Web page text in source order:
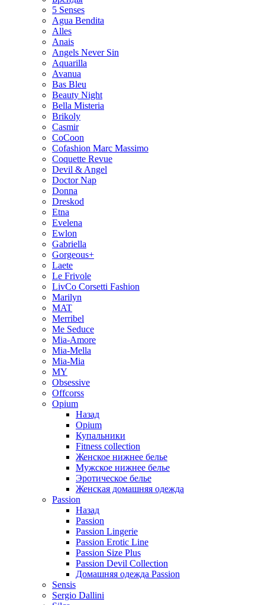
5 Senses
Agua Bendita
Alles
Anais
Angels Never Sin
Aquarilla
Avanua
Bas Bleu
Beauty Night
Bella Misteria
Brikoly
Casmir
CoCoon
Cofashion Marc Massimo
Coquette Revue
Devil & Angel
Doctor Nap
Donna
Dreskod
Etna
Evelena
Ewlon
Gabriella
Gorgeous+
Laete
Le Frivole
LivCo Corsetti Fashion
Marilyn
MAT
Merribel
Me Seduce
Mia-Amore
Mia-Mella
Mia-Mia
MY
Obsessive
Offcorss
Opium
Назад
Opium
Купальники
Fitness collection
Женское нижнее белье
Мужское нижнее белье
Эротическое белье
Женская домашняя одежда
Passion
Назад
Passion
Passion Lingerie
Passion Erotic Line
Passion Size Plus
Passion Devil Collection
Домашняя одежда Passion
Sensis
Sergio Dallini